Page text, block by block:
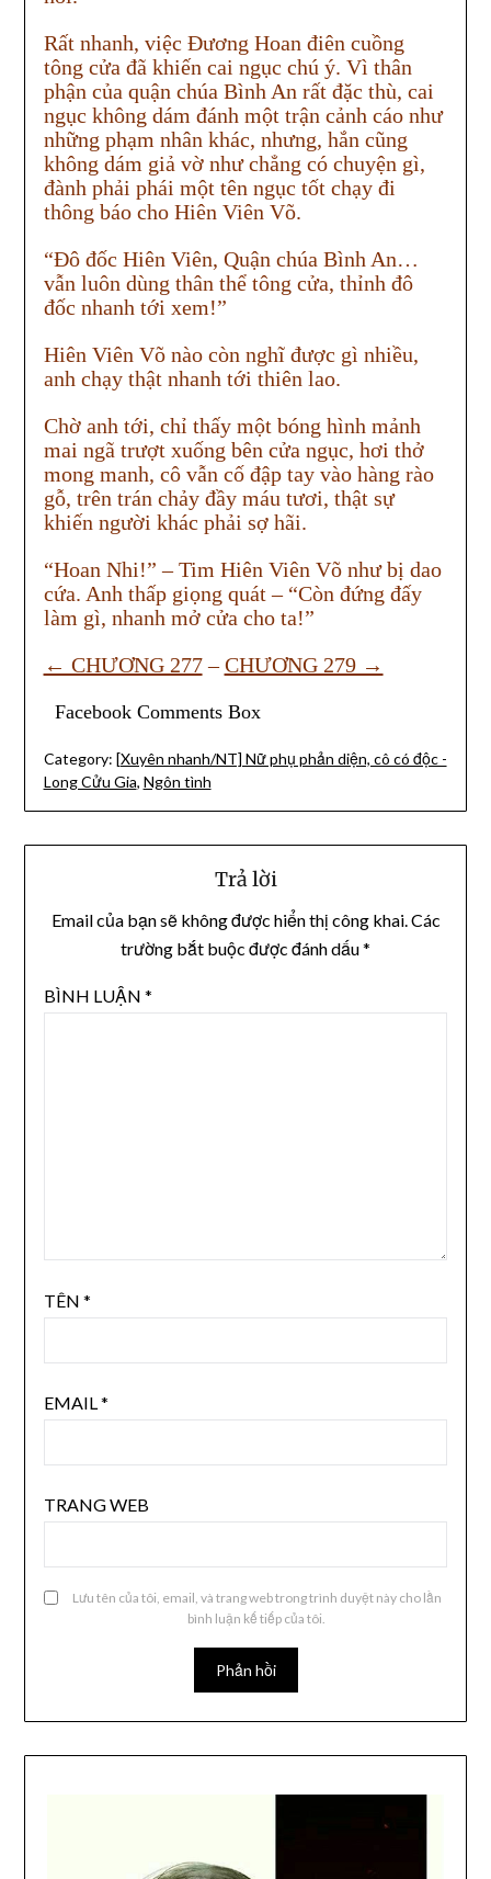
Rất nhanh, việc Đương Hoan điên cuồng
tông cửa đã khiến cai ngục chú ý. Vì thân
phận của quận chúa Bình An rất đặc thù, cai
ngục không dám đánh một trận cảnh cáo như
những phạm nhân khác, nhưng, hắn cũng
không dám giả vờ như chẳng có chuyện gì,
đành phải phái một tên ngục tốt chạy đi
thông báo cho Hiên Viên Võ.
“Đô đốc Hiên Viên, Quận chúa Bình An…
vẫn luôn dùng thân thể tông cửa, thỉnh đô
đốc nhanh tới xem!”
Hiên Viên Võ nào còn nghĩ được gì nhiều,
anh chạy thật nhanh tới thiên lao.
Chờ anh tới, chỉ thấy một bóng hình mảnh
mai ngã trượt xuống bên cửa ngục, hơi thở
mong manh, cô vẫn cố đập tay vào hàng rào
gỗ, trên trán chảy đầy máu tươi, thật sự
khiến người khác phải sợ hãi.
“Hoan Nhi!” – Tim Hiên Viên Võ như bị dao
cứa. Anh thấp giọng quát – “Còn đứng đấy
làm gì, nhanh mở cửa cho ta!”
← CHƯƠNG 277–CHƯƠNG 279 →
Facebook Comments Box
Category: [Xuyên nhanh/NT] Nữ phụ phản diện, cô có độc -
Long Cửu Gia, Ngôn tình
Trả lời
Email của bạn sẽ không được hiển thị công khai.Các
trường bắt buộc được đánh dấu*
BÌNH LUẬN *
TÊN *
EMAIL*
TRANG WEB
Lưu tên của tôi, email, và trang web trong trình duyệt này cho lần
bình luận kế tiếp của tôi.